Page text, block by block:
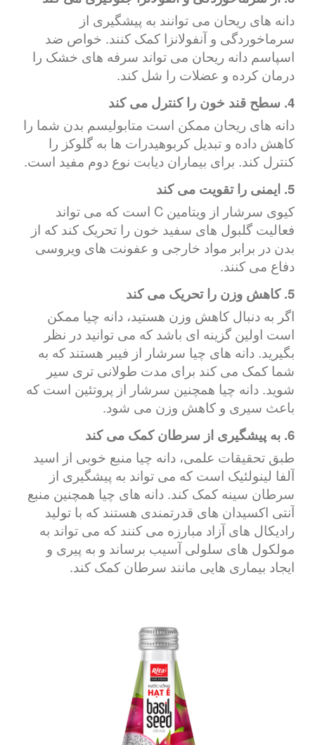
دانه های ریحان می توانند به پیشگیری از
سرماخوردگی و آنفولانزا کمک کنند. خواص ضد
اسپاسم دانه ریحان می تواند سرفه های خشک را
درمان کرده و عضلات را شل کند.
4. سطح قند خون را کنترل می کند
دانه های ریحان ممکن است متابولیسم بدن شما را
کاهش داده و تبدیل کربوهیدرات ها به گلوکز را
کنترل کند. برای بیماران دیابت نوع دوم مفید است.
5. ایمنی را تقویت می کند
کیوی سرشار از ویتامین C است که می تواند
فعالیت گلبول های سفید خون را تحریک کند که از
بدن در برابر مواد خارجی و عفونت های ویروسی
دفاع می کنند.
5. کاهش وزن را تحریک می کند
اگر به دنبال کاهش وزن هستید، دانه چیا ممکن
است اولین گزینه ای باشد که می توانید در نظر
بگیرید. دانه های چیا سرشار از فیبر هستند که به
شما کمک می کند برای مدت طولانی تری سیر
شوید. دانه چیا همچنین سرشار از پروتئین است که
باعث سیری و کاهش وزن می شود.
6. به پیشگیری از سرطان کمک می کند
طبق تحقیقات علمی، دانه چیا منبع خوبی از اسید
آلفا لینولئیک است که می تواند به پیشگیری از
سرطان سینه کمک کند. دانه های چیا همچنین منبع
آنتی اکسیدان های قدرتمندی هستند که با تولید
رادیکال های آزاد مبارزه می کنند که می تواند به
مولکول های سلولی آسیب برساند و به پیری و
ایجاد بیماری هایی مانند سرطان کمک کند.